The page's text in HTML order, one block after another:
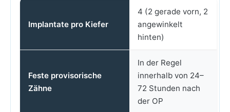
Implantate pro Kiefer
4 (2 gerade vorn, 2
angewinkelt
hinten)
Feste provisorische
Zähne
In der Regel
innerhalb von 24–
72 Stunden nach
der OP